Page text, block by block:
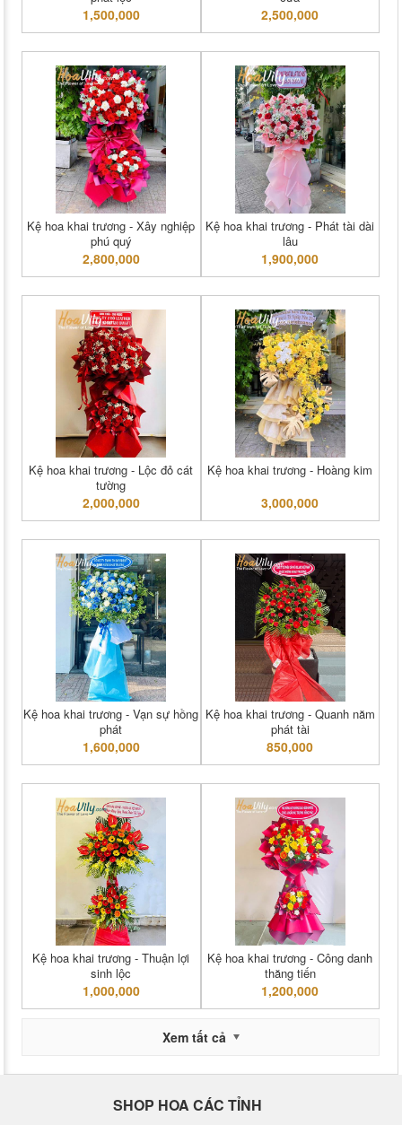
1,500,000 2,500,000
Kệ hoa khai trương - Xây nghiệp
phú quý
2,800,000
Kệ hoa khai trương - Phát tài dài
lâu
1,900,000
Kệ hoa khai trương - Lộc đỏ cát
tường
2,000,000
Kệ hoa khai trương - Hoàng kim
3,000,000
Kệ hoa khai trương - Vạn sự hồng
phát
1,600,000
Kệ hoa khai trương - Quanh năm
phát tài
850,000
Kệ hoa khai trương - Thuận lợi
sinh lộc
1,000,000
Kệ hoa khai trương - Công danh
thăng tiến
1,200,000
Xem tất cả
SHOP HOA CÁC TỈNH